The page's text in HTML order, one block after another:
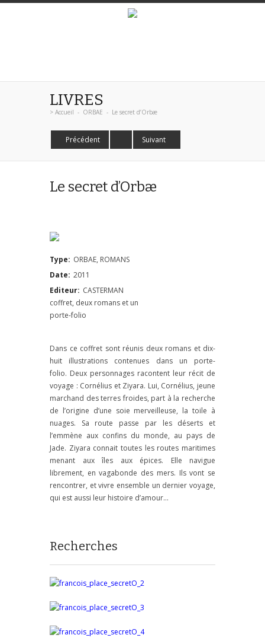
LIVRES
> Accueil - ORBAE - Le secret d’Orbæ
Précédent Suivant
Le secret d’Orbæ
Type: ORBAE, ROMANS
Date: 2011
Editeur: CASTERMAN
coffret, deux romans et un
porte-folio
Dans ce coffret sont réunis deux romans et dix-
huit illustrations contenues dans un porte-
folio. Deux personnages racontent leur récit de
voyage : Cornélius et Ziyara. Lui, Cornélius, jeune
marchand des terres froides, part à la recherche
de lʼorigine dʼune soie merveilleuse, la toile à
nuages. Sa route passe par les déserts et
lʼemmène aux confins du monde, au pays de
Jade. Ziyara connait toutes les routes maritimes
menant aux îles aux épices. Elle navigue
librement, en vagabonde des mers. Ils vont se
rencontrer, et vivre ensemble un dernier voyage,
qui est aussi leur histoire dʼamour…
Recherches